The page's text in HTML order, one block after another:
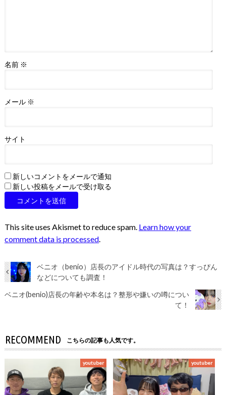
名前 ※
メール ※
サイト
新しいコメントをメールで通知
新しい投稿をメールで受け取る
This site uses Akismet to reduce spam. Learn how your
comment data is processed.
ベニオ（benio）店長のアイドル時代の写真は？すっぴん
などについても調査！
ベニオ(benio)店長の年齢や本名は？整形や嫌いの噂につい
て！
RECOMMEND こちらの記事も人気です。
youtuber youtuber